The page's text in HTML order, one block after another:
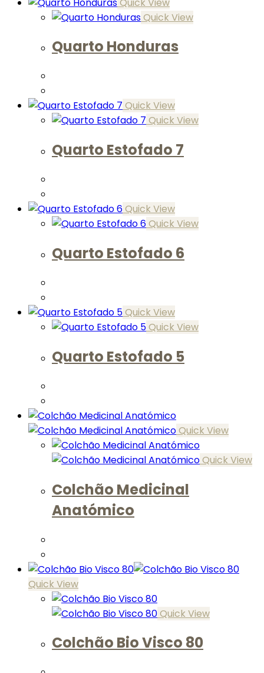
Quick View
Quarto Honduras
Quick View
Quick View
Quarto Estofado 7
Quick View
Quick View
Quarto Estofado 6
Quick View
Quick View
Quarto Estofado 5
Quick View
Quick View
Colchão Medicinal
Anatómico
Quick View
Quick View
Colchão Bio Visco 80